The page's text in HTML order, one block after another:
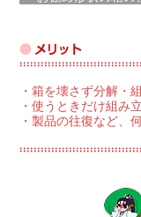
・箱を壊さず分解・
・使うときだけ組み
・製品の往復など、